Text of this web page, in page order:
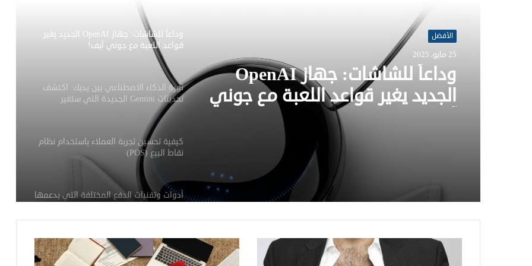
الأفضل
25 مايو، 2025
وداعاً للشاشات: جهاز OpenAI
الجديد يغير قواعد اللعبة مع جوني
وداعاً للشاشات: جهاز OpenAI الجديد يغير
قواعد اللعبة مع جوني آيف!
ثورة الذكاء الاصطناعي بين يديك: اكتشف
تحديثات Gemini الجديدة التي ستغير
هاتفك!
كيفية تحسين تجربة العملاء باستخدام نظام
نقاط البيع (POS)
أدوات وتقنيات الدفع المختلفة التي يدعمها
العملاء
ما هو نظام نقاط البيع (POS)؟ الدليل
الشامل لمكوناته وأنواعه وأدوات الدفع